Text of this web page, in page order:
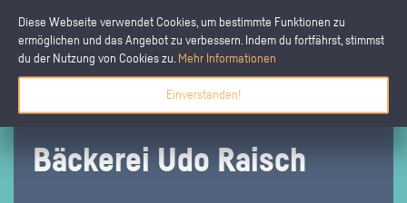
Diese Webseite verwendet Cookies, um bestimmte Funktionen zu
ermöglichen und das Angebot zu verbessern. Indem du fortfährst, stimmst
du der Nutzung von Cookies zu. Mehr Informationen
Einverstanden!
Bä­cke­rei Udo Ra­isch